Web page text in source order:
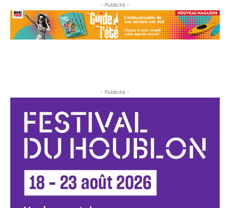
- Publicité -
- Publicité -